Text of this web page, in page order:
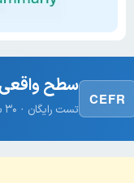
CEFR
سطح واقعی
تست رایگان · ۳۰ سوال · نتیجه فوری